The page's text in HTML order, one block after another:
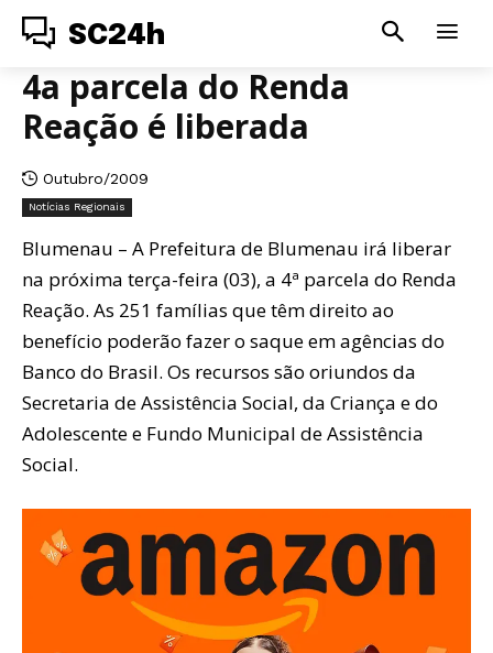
SC24h
4a parcela do Renda
Reação é liberada
Outubro/2009
Notícias Regionais
Blumenau – A Prefeitura de Blumenau irá liberar
na próxima terça-feira (03), a 4ª parcela do Renda
Reação. As 251 famílias que têm direito ao
benefício poderão fazer o saque em agências do
Banco do Brasil. Os recursos são oriundos da
Secretaria de Assistência Social, da Criança e do
Adolescente e Fundo Municipal de Assistência
Social.